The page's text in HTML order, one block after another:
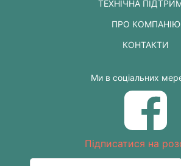
ТЕХНІЧНА
ПРО КОМПАНІЮ
КОНТАКТИ
Ми в соціальних
Підписатися на